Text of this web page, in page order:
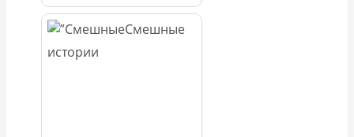
Смешные
истории